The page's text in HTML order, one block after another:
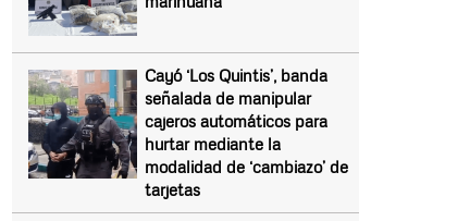
Cayó ‘Los Quintis’, banda
señalada de manipular
cajeros automáticos para
hurtar mediante la
modalidad de ‘cambiazo’ de
tarjetas